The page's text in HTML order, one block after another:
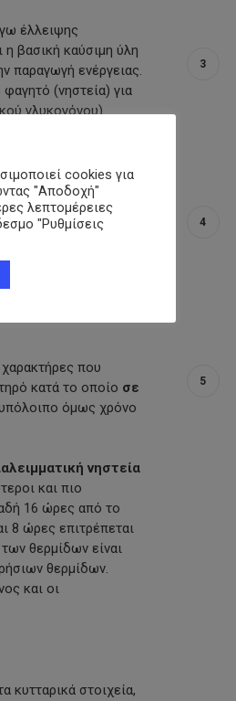
έλλειψης
βασική καύσιμη ύλη
παραγωγή ενέργειας.
(νηστεία) για
γλυκογόνου).
πρωτεΐνες και λίπη
η στέρηση:
που
κατά το οποίο σε
όμως χρόνο
νηστεία
και πιο
16 ώρες από το
8 ώρες επιτρέπεται
θερμίδων είναι
θερμίδων.
και οι
στοιχεία,
cookies για
"Αποδοχή"
λεπτομέρειες
"Ρυθμίσεις